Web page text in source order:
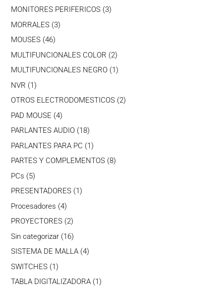
producto
MONITORES PERIFERICOS 33
MORRALES 33
MOUSES 4646
productos
MULTIFUNCIONALES COLOR 22
productos
MULTIFUNCIONALES NEGRO 1 1
NVR 11
producto
OTROS ELECTRODOMESTICOS 22
PAD MOUSE 44
productos
PARLANTES AUDIO 1818
productos
PARLANTES PARA PC 11
producto
PARTES Y COMPLEMENTOS 88
PCs 55
productos
PRESENTADORES 1 1
Procesadores 44
productos
PROYECTORES 22
productos
Sin categorizar 1616
productos
SISTEMA DE MALLA 44
SWITCHES 11
producto
TABLA DIGITALIZADORA 1 1